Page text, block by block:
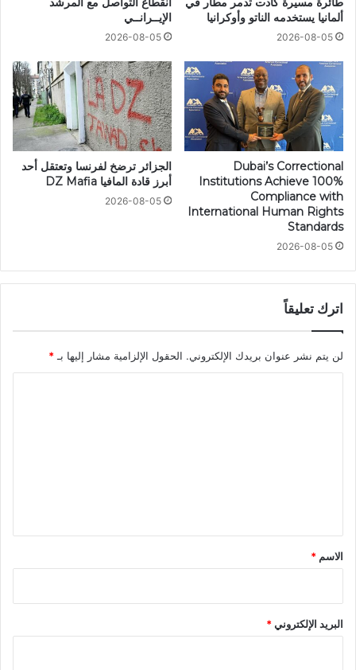
ألمانيا يستخدمه الناتو وأوكرانيا
2026-08-05
الإيــرانــي
2026-08-05
Dubai’s Correctional
Institutions Achieve 100%
Compliance with
International Human Rights
Standards
2026-08-05
الجزائر ترضخ لفرنسا وتعتقل أحد
أبرز قادة المافيا DZ Mafia
2026-08-05
اترك تعليقاً
لن يتم نشر عنوان بريدك الإلكتروني. الحقول الإلزامية مشار إليها بـ *
*
الاسم *
البريد الإلكتروني*